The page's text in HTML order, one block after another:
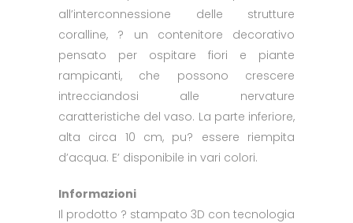
all’interconnessione delle strutture
coralline, ? un contenitore decorativo
pensato per ospitare fiori e piante
rampicanti, che possono crescere
intrecciandosi alle nervature
caratteristiche del vaso. La parte inferiore,
alta circa 10 cm, pu? essere riempita
d’acqua. E’ disponibile in vari colori.
Informazioni
Il prodotto ? stampato 3D con tecnologia